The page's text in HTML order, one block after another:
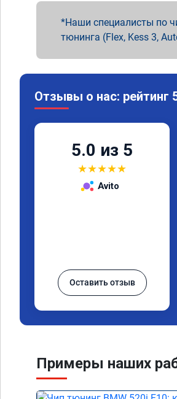
Наши специалисты по
тюнинга (Flex, Kess 3,
Отзывы о нас: рейтинг
5.0 из 5
★★★★★
Avito
Оставить отзыв
Примеры наших